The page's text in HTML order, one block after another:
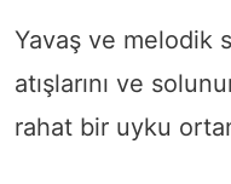
Yavaş ve melodik
atışlarını ve
rahat bir uyku